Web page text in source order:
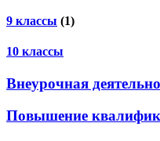
9 классы (1)
10 классы
Внеурочная
Повышение